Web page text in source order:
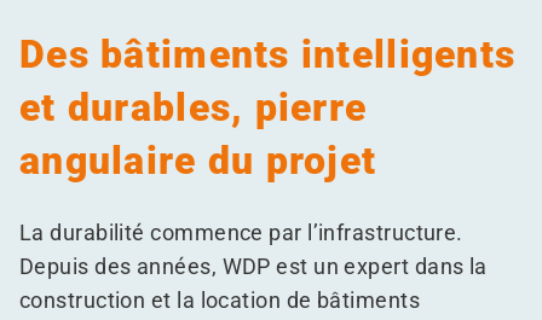
Des bâtiments intelligents
et durables, pierre
angulaire du projet
La durabilité commence par l’infrastructure.
Depuis des années, WDP est un expert dans la
construction et la location de bâtiments